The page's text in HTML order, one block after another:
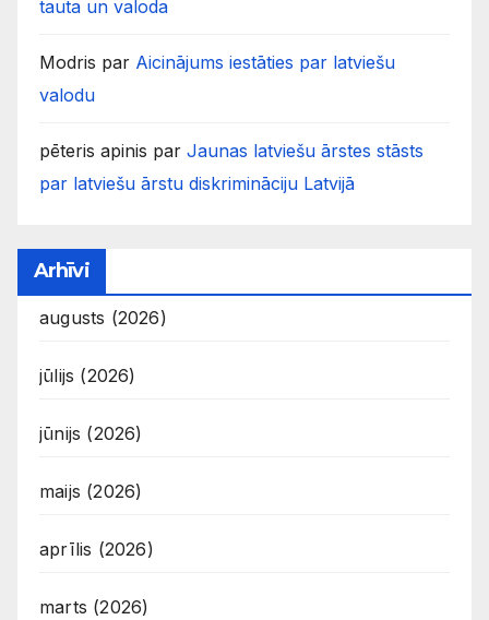
tauta un valoda
Modris par Aicinājums iestāties par latviešu
valodu
pēteris apinis par Jaunas latviešu ārstes stāsts
par latviešu ārstu diskrimināciju Latvijā
Arhīvi
augusts (2026)
jūlijs (2026)
jūnijs (2026)
maijs (2026)
aprīlis (2026)
marts (2026)